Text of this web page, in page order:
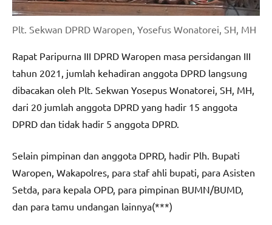
Plt. Sekwan DPRD Waropen, Yosefus Wonatorei, SH, MH
Rapat Paripurna III DPRD Waropen masa persidangan III
tahun 2021, jumlah kehadiran anggota DPRD langsung
dibacakan oleh Plt. Sekwan Yosepus Wonatorei, SH, MH,
dari 20 jumlah anggota DPRD yang hadir 15 anggota
DPRD dan tidak hadir 5 anggota DPRD.
Selain pimpinan dan anggota DPRD, hadir Plh. Bupati
Waropen, Wakapolres, para staf ahli bupati, para Asisten
Setda, para kepala OPD, para pimpinan BUMN/BUMD,
dan para tamu undangan lainnya(***)